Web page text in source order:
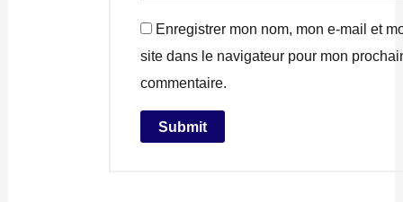
Enregistrer mon nom, mon e-mail et
site dans le navigateur pour mon
commentaire.